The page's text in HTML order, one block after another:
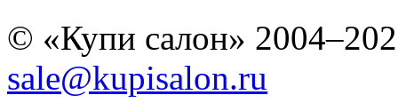
© «Купи салон»
sale@kupisalon.ru